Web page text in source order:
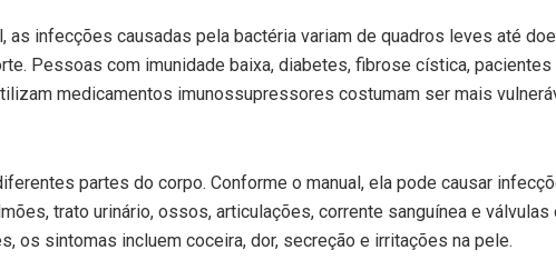
as infecções causadas pela bactéria variam de quadros leves até
Pessoas com imunidade baixa, diabetes, fibrose cística, pacientes
medicamentos imunossupressores costumam ser mais
partes do corpo. Conforme o manual, ela pode causar
trato urinário, ossos, articulações, corrente sanguínea e válvulas
os sintomas incluem coceira, dor, secreção e irritações na pele.